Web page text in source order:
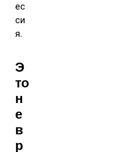
ес
си
я.
Э
то
н
е
в
р